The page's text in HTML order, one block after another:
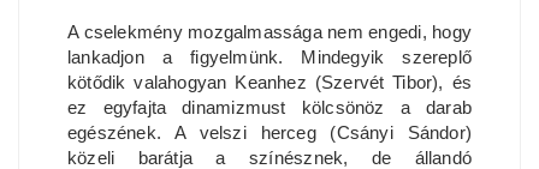
A cselekmény mozgalmassága nem engedi, hogy
lankadjon a figyelmünk. Mindegyik szereplő
kötődik valahogyan Keanhez (Szervét Tibor), és
ez egyfajta dinamizmust kölcsönöz a darab
egészének. A velszi herceg (Csányi Sándor)
közeli barátja a színésznek, de állandó